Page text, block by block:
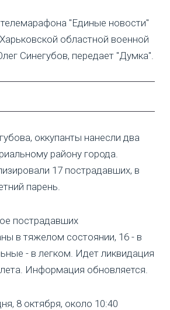
"Единые новости"
областной военной
Синегубов, передает "Думка".
оккупанты нанесли два
району города.
17 пострадавших, в
парень.
пострадавших
в тяжелом состоянии, 16 - в
- в легком. Идет ликвидация
Информация обновляется.
8 октября, около 10:40